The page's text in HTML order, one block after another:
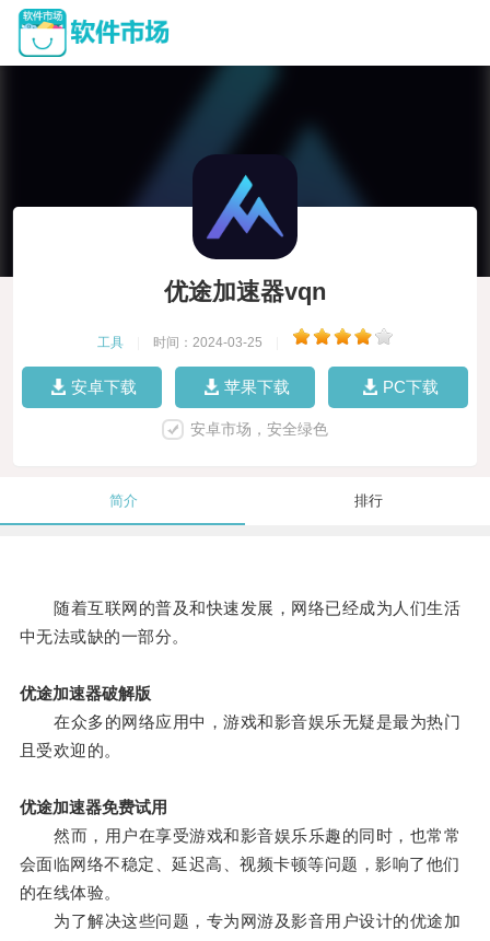
优途加速器vqn
工具 时间：2024-03-25
安卓下载 苹果下载 PC下载
安卓市场，安全绿色
简介 排行
随着互联网的普及和快速发展，网络已经成为人们生活
中无法或缺的一部分。
优途加速器破解版
在众多的网络应用中，游戏和影音娱乐无疑是最为热门
且受欢迎的。
优途加速器免费试用
然而，用户在享受游戏和影音娱乐乐趣的同时，也常常
会面临网络不稳定、延迟高、视频卡顿等问题，影响了他们
的在线体验。
为了解决这些问题，专为网游及影音用户设计的优途加